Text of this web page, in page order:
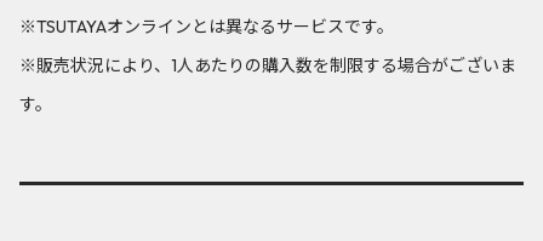
※TSUTAYAオンラインとは異なるサービスです。
※販売状況により、1人あたりの購入数を制限する場合がございま
す。